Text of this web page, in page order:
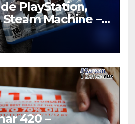
PlayStation,
Steam Machine –
#130
420 –